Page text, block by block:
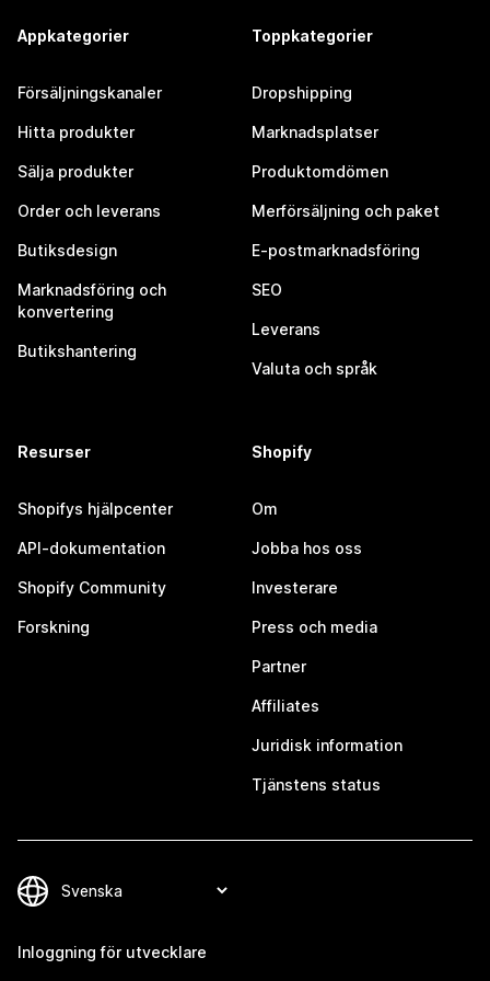
Appkategorier
Försäljningskanaler
Hitta produkter
Sälja produkter
Order och leverans
Butiksdesign
Marknadsföring och
konvertering
Butikshantering
Toppkategorier
Dropshipping
Marknadsplatser
Produktomdömen
Merförsäljning och paket
E-postmarknadsföring
SEO
Leverans
Valuta och språk
Resurser
Shopifys hjälpcenter
API-dokumentation
Shopify Community
Forskning
Shopify
Om
Jobba hos oss
Investerare
Press och media
Partner
Affiliates
Juridisk information
Tjänstens status
Inloggning för utvecklare